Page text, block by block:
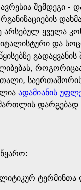
შემდეგი -
არსებულ ყველა
და
ადამიანის
დარგებად
ტერმინთა